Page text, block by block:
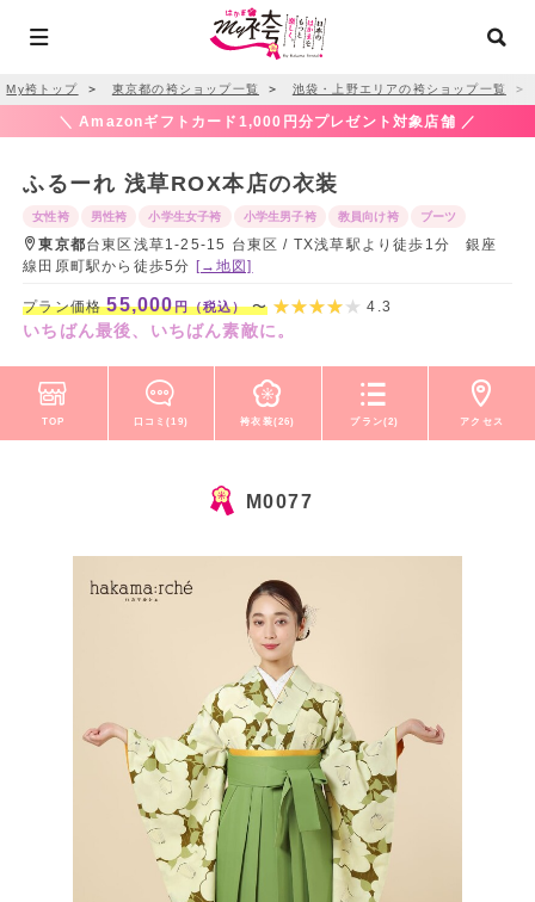
My袴トップ ＞ 東京都の袴ショップ一覧 ＞ 池袋・上野エリアの袴ショップ一覧 ＞
＼ Amazonギフトカード1,000円分プレゼント対象店舗 ／
ふるーれ 浅草ROX本店の衣装
女性袴 男性袴 小学生女子袴 小学生男子袴 教員向け袴 ブーツ
東京都台東区浅草1-25-15 台東区 / TX浅草駅より徒歩1分 銀座
線田原町駅から徒歩5分 [→地図]
プラン価格55,000円（税込）〜 4.3
いちばん最後、いちばん素敵に。
TOP 口コミ(19) 袴衣装(26) プラン(2) アクセス
M0077